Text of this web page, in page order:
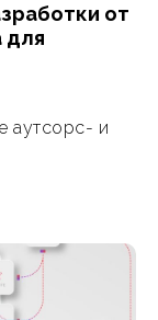
от
для
аутсорс- и